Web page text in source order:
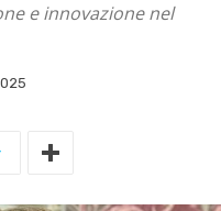
e innovazione nel